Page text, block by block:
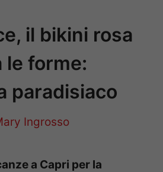
il bikini rosa
le forme:
paradisiaco
Ingrosso
a Capri per la